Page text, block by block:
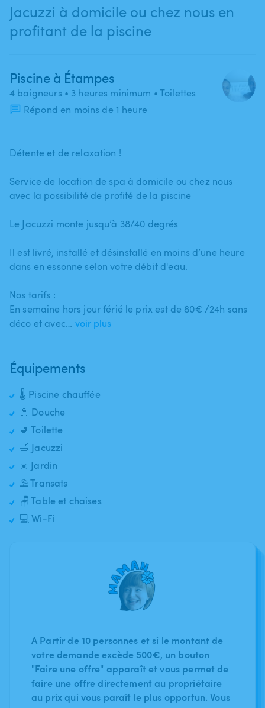
Jacuzzi à domicile ou chez nous en
profitant de la piscine
Piscine à Étampes
4 baigneurs • 3 heures minimum • Toilettes
Répond en moins de 1 heure
Détente et de relaxation !
Service de location de spa à domicile ou chez nous
avec la possibilité de profité de la piscine
Le Jacuzzi monte jusqu’à 38​/​40 degrés
Il est livré​,​ installé et désinstallé en moins d’une heure
dans en essonne selon votre débit d'eau.
Nos tarifs :
En semaine hors jour férié le prix est de 80€ ​/​24h sans
déco et avec… voir plus
Équipements
🌡️ Piscine chauffée
🚿 Douche
🚽 Toilette
🛁 Jacuzzi
☀️ Jardin
⛱️ Transats
🪑 Table et chaises
💻 Wi-Fi
A Partir de 10 personnes et si le montant de
votre demande excède 500€, un bouton
"Faire une offre" apparaît et vous permet de
faire une offre directement au propriétaire
au prix qui vous paraît le plus opportun. Vous